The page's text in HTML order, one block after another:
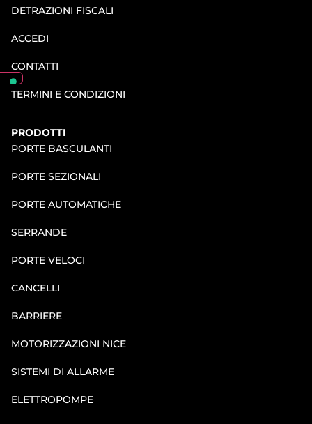
DETRAZIONI FISCALI
ACCEDI
CONTATTI
TERMINI E CONDIZIONI
PRODOTTI
PORTE BASCULANTI
PORTE SEZIONALI
PORTE AUTOMATICHE
SERRANDE
PORTE VELOCI
CANCELLI
BARRIERE
MOTORIZZAZIONI NICE
SISTEMI DI ALLARME
ELETTROPOMPE